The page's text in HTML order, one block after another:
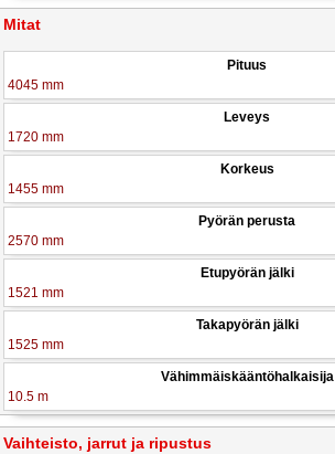
Mitat
Pituus
4045 mm
Leveys
1720 mm
Korkeus
1455 mm
Pyörän perusta
2570 mm
Etupyörän jälki
1521 mm
Takapyörän jälki
1525 mm
Vähimmäiskääntöhalkaisija
10.5 m
Vaihteisto, jarrut ja ripustus